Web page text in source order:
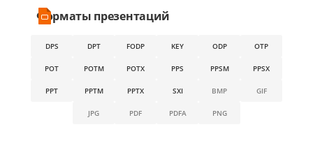
Форматы презентаций
DPS DPT FODP KEY ODP OTP
POT POTM POTX PPS PPSM PPSX
PPT PPTM PPTX SXI BMP GIF
JPG PDF PDFA PNG